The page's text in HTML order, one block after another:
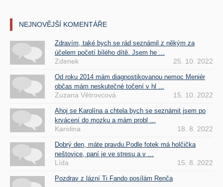
NEJNOVĚJŠÍ KOMENTÁŘE
Zdravím, také bych se rád seznámil z někým za
účelem početí bílého dítě. Jsem he ...
Zdenek 25. 10. 2022
Od roku 2014 mám diagnostikovanou nemoc Meniér
občas mám neskutečné točení v hl ...
Zuzana Větrovcová 15. 10. 2022
Ahoj se Karolína a chtela bych se seznámit jsem po
krvácení do mozku a mám probl ...
Karolina 18. 8. 2022
Dobrý den, máte pravdu.Podle fotek má holčička
neštovice, paní je ve stresu a v ...
Lída 15. 8. 2022
Pozdrav z lázní Ti Fando posílám Renča